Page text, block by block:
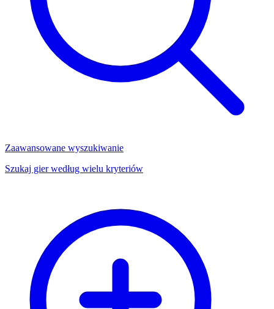
Zaawansowane wyszukiwanie
Szukaj gier według wielu kryteriów